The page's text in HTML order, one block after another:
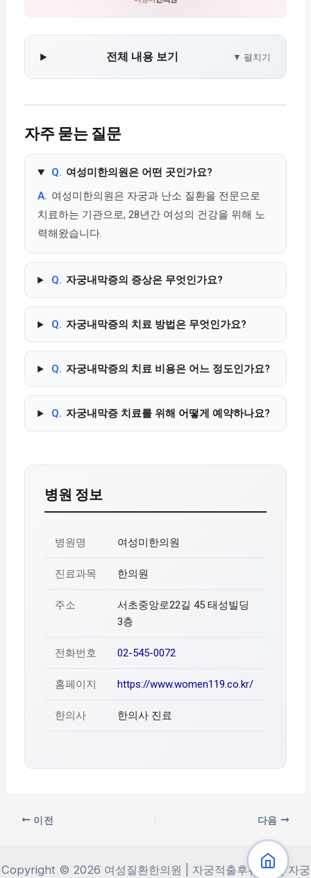
전체 내용 보기 ▼ 펼치기
자주 묻는 질문
Q. 여성미한의원은 어떤 곳인가요?
A. 여성미한의원은 자궁과 난소 질환을 전문으로
치료하는 기관으로, 28년간 여성의 건강을 위해 노
력해왔습니다.
Q. 자궁내막증의 증상은 무엇인가요?
Q. 자궁내막증의 치료 방법은 무엇인가요?
Q. 자궁내막증의 치료 비용은 어느 정도인가요?
Q. 자궁내막증 치료를 위해 어떻게 예약하나요?
병원 정보
병원명 여성미한의원
진료과목 한의원
주소
서초중앙로22길 45 태성빌딩
3층
전화번호 02-545-0072
홈페이지 https://www.women119.co.kr/
한의사 한의사 진료
이전 다음
Copyright © 2026 여성질환한의원 | 자궁적출후유증 및 자궁